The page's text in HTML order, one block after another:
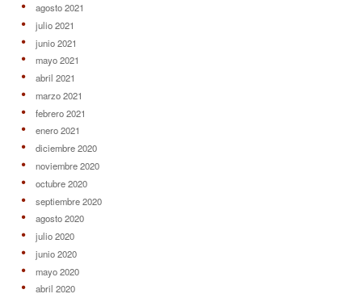
agosto 2021
julio 2021
junio 2021
mayo 2021
abril 2021
marzo 2021
febrero 2021
enero 2021
diciembre 2020
noviembre 2020
octubre 2020
septiembre 2020
agosto 2020
julio 2020
junio 2020
mayo 2020
abril 2020